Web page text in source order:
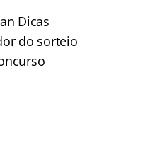
Dicas
do sorteio